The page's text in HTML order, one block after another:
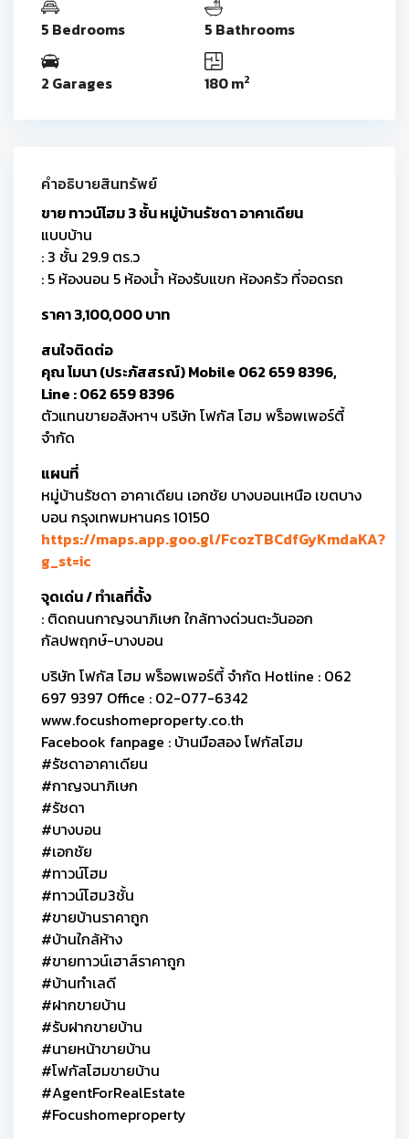
5 Bedrooms 5 Bathrooms
2 Garages 180 m2
คำอธิบายสินทรัพย์
ขาย ทาวน์โฮม 3 ชั้น หมู่บ้านรัชดา อาคาเดียน
แบบบ้าน
: 3 ชั้น 29.9 ตร.ว
: 5 ห้องนอน 5 ห้องน้ำ ห้องรับแขก ห้องครัว ที่จอดรถ
ราคา 3,100,000 บาท
สนใจติดต่อ
คุณ โมนา (ประภัสสรณ์) Mobile 062 659 8396,
Line : 062 659 8396
ตัวแทนขายอสังหาฯ บริษัท โฟกัส โฮม พร็อพเพอร์ตี้
จำกัด
แผนที่
หมู่บ้านรัชดา อาคาเดียน เอกชัย บางบอนเหนือ เขตบาง
บอน กรุงเทพมหานคร 10150
https://maps.app.goo.gl/FcozTBCdfGyKmdaKA?
g_st=ic
จุดเด่น / ทำเลที่ตั้ง
: ติดถนนกาญจนาภิเษก ใกล้ทางด่วนตะวันออก
กัลปพฤกษ์-บางบอน
บริษัท โฟกัส โฮม พร็อพเพอร์ตี้ จำกัด Hotline : 062
697 9397 Office : 02-077-6342
www.focushomeproperty.co.th
Facebook fanpage : บ้านมือสอง โฟกัสโฮม
#รัชดาอาคาเดียน
#กาญจนาภิเษก
#รัชดา
#บางบอน
#เอกชัย
#ทาวน์โฮม
#ทาวน์โฮม3ชั้น
#ขายบ้านราคาถูก
#บ้านใกล้ห้าง
#ขายทาวน์เฮาส์ราคาถูก
#บ้านทำเลดี
#ฝากขายบ้าน
#รับฝากขายบ้าน
#นายหน้าขายบ้าน
#โฟกัสโฮมขายบ้าน
#AgentForRealEstate
#Focushomeproperty